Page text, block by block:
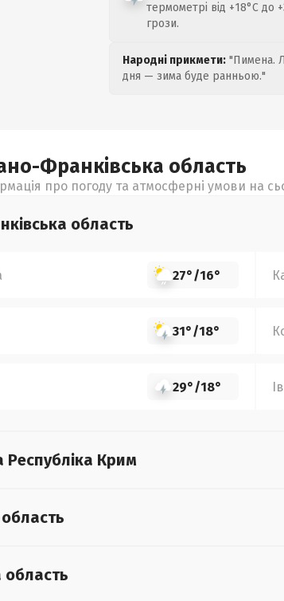
термометрі від +18°C до
грози.
Народні прикмети: "Пимена.
дня — зима буде ранньою."
Франківська область
про погоду та атмосферні умови на
область
27°/16°
31°/18°
29°/18°
Крим
область
область